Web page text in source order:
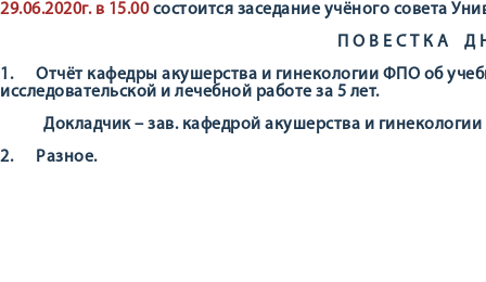
29.06.2020г. в 15.00состоится заседание учёного совета
П О В Е С Т К А Д
1. Отчёт кафедры акушерства и гинекологии ФПО об
исследовательской и лечебной работе за 5 лет.
Докладчик – зав. кафедрой акушерства и
2. Разное.